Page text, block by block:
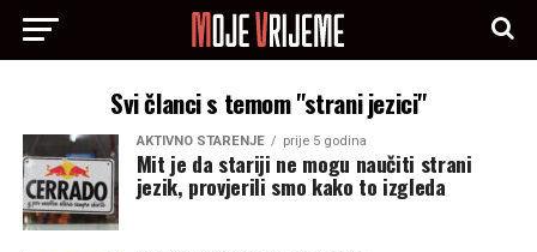
Svi članci s temom "strani jezici"
AKTIVNO STARENJE prije 5 godina
Mit je da stariji ne mogu naučiti strani
jezik, provjerili smo kako to izgleda